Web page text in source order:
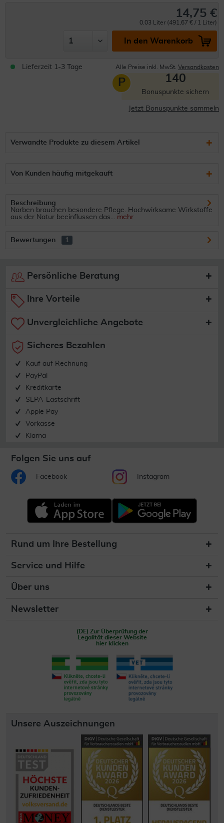
14,75 €
0.03 Liter (491,67 € / 1 Liter)
In den Warenkorb
Lieferzeit 1-3 Tage Alle Preise inkl. MwSt. Versandkosten
P 140
Bonuspunkte sichern
Jetzt Bonuspunkte sammeln
Verwandte Produkte zu diesem Artikel
Von Kunden häufig mitgekauft
Beschreibung
Narben brauchen besondere Pflege. Hochwirksame Wirkstoffe
aus der Natur beeinflussen das... mehr
Bewertungen 1
Persönliche Beratung
Ihre Vorteile
Unvergleichliche Angebote
Sicheres Bezahlen
Kauf auf Rechnung
PayPal
Kreditkarte
SEPA-Lastschrift
Apple Pay
Vorkasse
Klarna
Folgen Sie uns auf
Facebook Instagram
Rund um Ihre Bestellung
Service und Hilfe
Über uns
Newsletter
(DE) Zur Überprüfung der
Legalität dieser Website
hier klicken
Unsere Auszeichnungen